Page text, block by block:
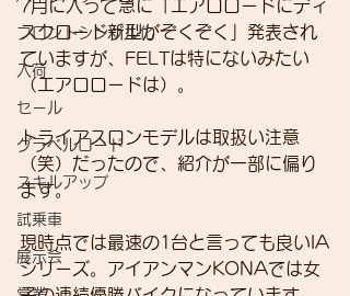
フロントシングル化
入荷
セール
グラベルロード
スキルアップ
試乗車
展示会
7月に入って急に「エアロロードにディ
スクロード新型がぞくぞく」発表され
ていますが、FELTは特にないみたい
（エアロロードは）。
トライアスロンモデルは取扱い注意
（笑）だったので、紹介が一部に偏り
ます。
現時点では最速の1台と言っても良いIA
シリーズ。アイアンマンKONAでは女